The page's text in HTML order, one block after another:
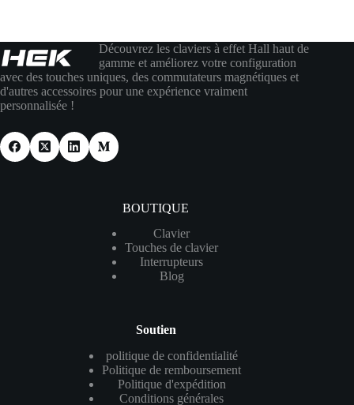
Découvrez les claviers à effet Hall haut de
gamme et améliorez votre configuration
avec des touches uniques, des commutateurs magnétiques et
d'autres accessoires pour une expérience vraiment
personnalisée !
BOUTIQUE
Clavier
Touches de clavier
Interrupteurs
Blog
Soutien
politique de confidentialité
Politique de remboursement
Politique d'expédition
Conditions générales